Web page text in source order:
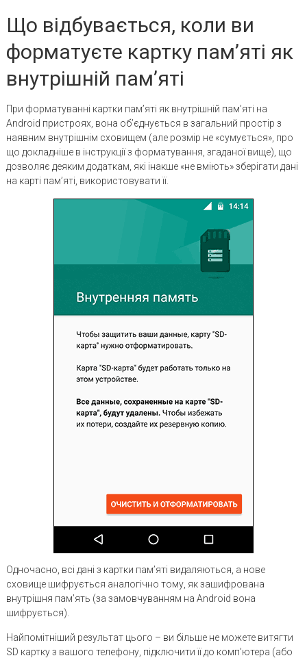
Що відбувається, коли ви
форматуєте картку пам’яті як
внутрішній пам’яті
При форматуванні картки пам’яті як внутрішній пам’яті на
Android пристроях, вона об’єднується в загальний простір з
наявним внутрішнім сховищем (але розмір не «сумується», про
що докладніше в інструкції з форматування, згаданої вище), що
дозволяє деяким додаткам, які інакше «не вміють» зберігати дані
на карті пам’яті, використовувати її.
Одночасно, всі дані з картки пам’яті видаляються, а нове
сховище шифрується аналогічно тому, як зашифрована
внутрішня пам’ять (за замовчуванням на Android вона
шифрується).
Найпомітніший результат цього – ви більше не можете витягти
SD картку з вашого телефону, підключити її до комп’ютера (або